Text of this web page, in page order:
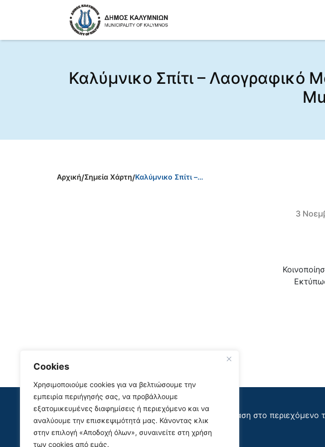
Cookies
Χρησιμοποιούμε cookies για να βελτιώσουμε την
εμπειρία περιήγησής σας, να προβάλλουμε
εξατομικευμένες διαφημίσεις ή περιεχόμενο και να
αναλύουμε την επισκεψιμότητά μας. Κάνοντας κλικ
στην επιλογή «Αποδοχή όλων», συναινείτε στη χρήση
των cookies από εμάς.
Καλύμνικο Σπίτι – Λαογραφικό
Αρχική/Σημεία Χάρτη/Καλύμνικο Σπίτι –…
3
Site Map
Δήμος
Ενημέρωση
Κέντρο Υπηρεσιών
Ο Τόπος μας
Επικοινωνία
Πρόσβαση στο περιεχόμενο